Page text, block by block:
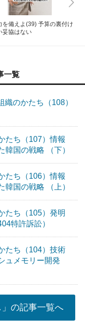
を備えよ(39) 予算の裏付け
妥協はない
一覧
織のかたち（108）
たち（107）情報
韓国の戦略 （下）
たち（106）情報
韓国の戦略 （上）
たち（105）発明
特許訴訟）
たち（104）技術
ュメモリー開発
」の記事一覧へ